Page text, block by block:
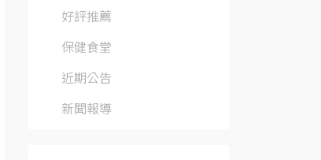
好評推薦
保健食堂
近期公告
新聞報導